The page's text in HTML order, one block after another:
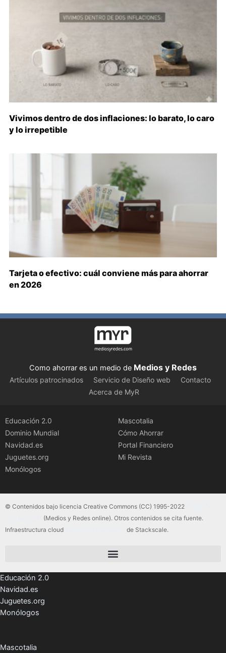
Vivimos dentro de dos inflaciones: lo barato, lo caro
y lo irrepetible
Tarjeta o efectivo: cuál conviene más para ahorrar
en 2026
Como ahorrar es un medio de Medios y Redes
Artículos patrocinados Servicio de Diseño web
Contacto
Acerca de MyR
Educación 2.0
Dominio Mundial
Navidad.es
Juguetes.org
Monólogos
Mascotalia
Cómo Ahorrar
Portal Financiero
Mi Revista
© Contenidos bajo licencia Creative Commons (CC) 1995-2022
(Medios y Redes online). Otros contenidos se cita fuente.
Infraestructura cloud
de Stackscale.
Educación 2.0
Navidad.es
Juguetes.org
Monólogos
Mascotalia